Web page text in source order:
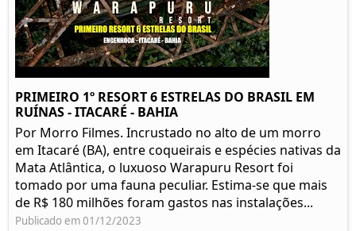
PRIMEIRO 1º RESORT 6 ESTRELAS DO BRASIL EM
RUÍNAS - ITACARÉ - BAHIA
Por Morro Filmes. Incrustado no alto de um morro
em Itacaré (BA), entre coqueirais e espécies nativas da
Mata Atlântica, o luxuoso Warapuru Resort foi
tomado por uma fauna peculiar. Estima-se que mais
de R$ 180 milhões foram gastos nas instalações...
Publicado em 01/12/2023